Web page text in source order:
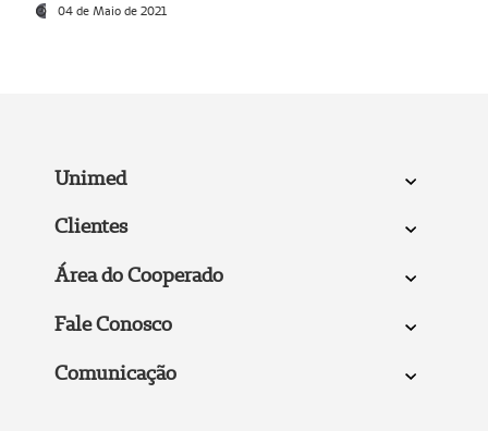
04 de Maio de 2021
Unimed
Clientes
Área do Cooperado
Fale Conosco
Comunicação